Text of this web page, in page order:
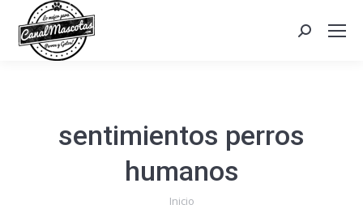
Search:
sentimientos perros
humanos
Inicio